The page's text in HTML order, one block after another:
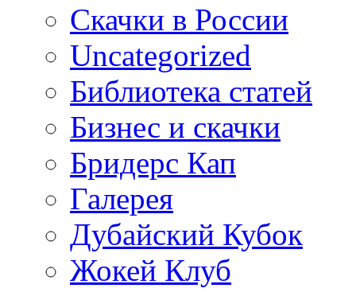
Cкачки в России
Uncategorized
Библиотека статей
Бизнес и скачки
Бридерс Кап
Галерея
Дубайский Кубок
Жокей Клуб